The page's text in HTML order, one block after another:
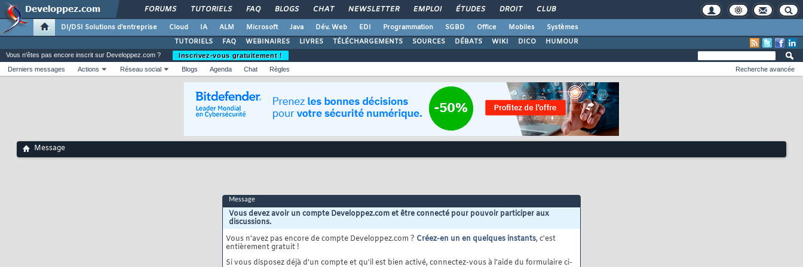
FORUMS TUTORIELS FAQ BLOGS CHAT NEWSLETTER EMPLOI ÉTUDES DROIT CLUB
DI/DSI Solutions d'entreprise Cloud IA ALM Microsoft Java Dév. Web EDI Programmation SGBD Office Mobiles
Systèmes
TUTORIELS
FAQ WEBINAIRES LIVRES TÉLÉCHARGEMENTS SOURCES DÉBATS WIKI DICO HUMOUR
Vous n'êtes pas encore inscrit sur Developpez.com ?
Inscrivez-vous gratuitement !
Derniers messages
Actions Réseau social Blogs Agenda Chat Règles Recherche avancée
Message
Message
Vous devez avoir un compte Developpez.com et être connecté pour pouvoir participer aux
discussions.
Vous n'avez pas encore de compte Developpez.com ? Créez-en un en quelques instants, c'est
entièrement gratuit !
Si vous disposez déjà d'un compte et qu'il est bien activé, connectez-vous à l'aide du formulaire ci-